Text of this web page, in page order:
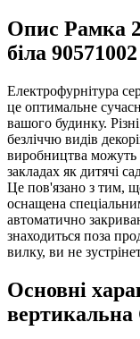
Опис Рамка
біла 90571002
Електрофурнітура
це оптимальне
вашого будинку.
безліччю видів
виробництва можуть
закладах як дитячі
Це пов'язано з тим,
оснащена
автоматично
знаходиться поза
вилку, ви не
Основні
вертикальна